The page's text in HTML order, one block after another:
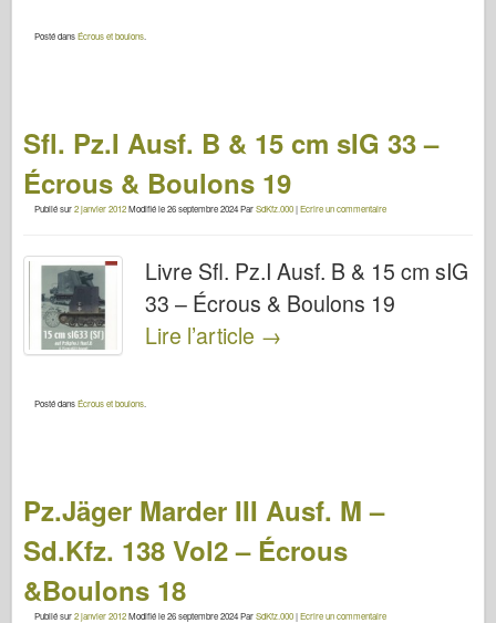
Posté dansÉcrous et boulons
Sfl. Pz.I Ausf. B & 15 cm sIG 33 –
Écrous & Boulons 19
Publié sur2 janvier 2012Modifié le26 septembre 2024ParSdKfz.000|Ecrire un commentaire
Livre Sfl. Pz.I Ausf. B & 15 cm sIG
33 – Écrous & Boulons 19
Lire l’article →
Posté dansÉcrous et boulons
Pz.Jäger Marder III Ausf. M –
Sd.Kfz. 138 Vol2 – Écrous
&Boulons 18
Publié sur2 janvier 2012Modifié le26 septembre 2024ParSdKfz.000|Ecrire un commentaire